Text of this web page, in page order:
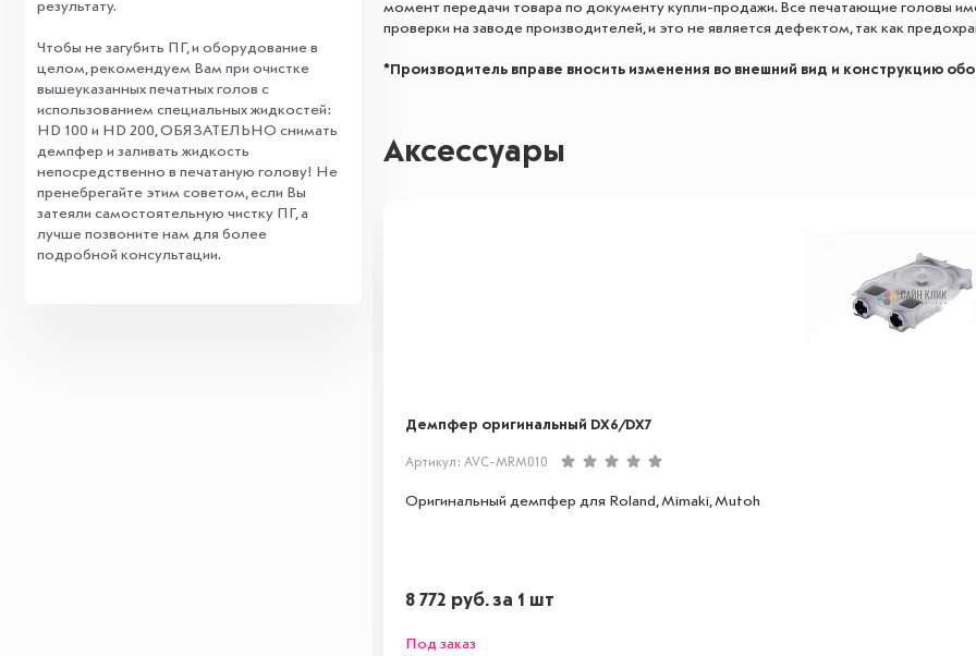
результату.
Чтобы не загубить ПГ, и оборудование в
целом, рекомендуем Вам при очистке
вышеуказанных печатных голов с
использованием специальных жидкостей:
HD 100 и HD 200, ОБЯЗАТЕЛЬНО снимать
демпфер и заливать жидкость
непосредственно в печатаную голову! Не
пренебрегайте этим советом, если Вы
затеяли самостоятельную чистку ПГ, а
лучше позвоните нам для более
подробной консультации.
момент передачи товара по документу купли-продажи. Все печатающие головы
проверки на заводе производителей, и это не является дефектом, так как
*Производитель вправе вносить изменения во внешний вид и конструкцию
Аксессуары
Демпфер оригинальный DX6/DX7
Артикул: AVC-MRM010
Оригинальный демпфер для Roland, Mimaki, Mutoh
8 772 руб. за 1 шт
Под заказ